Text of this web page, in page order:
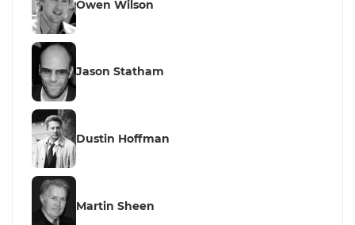
Owen Wilson
Jason Statham
Dustin Hoffman
Martin Sheen